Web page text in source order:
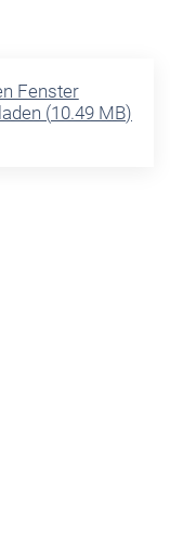
Fenster
(10.49 MB)